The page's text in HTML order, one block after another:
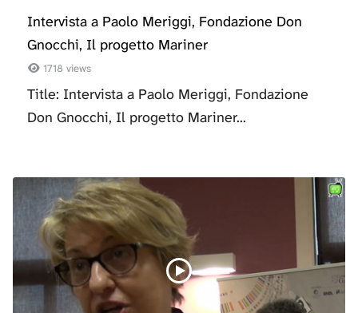
Intervista a Paolo Meriggi, Fondazione Don
Gnocchi, Il progetto Mariner
1718 views
Title: Intervista a Paolo Meriggi, Fondazione
Don Gnocchi, Il progetto Mariner...